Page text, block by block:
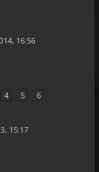
16:56
4 5
6
15:17